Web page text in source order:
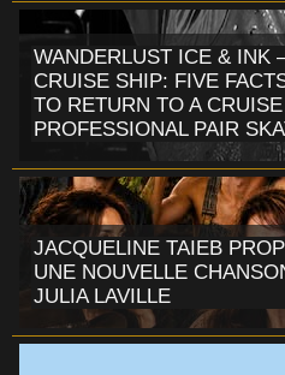
WANDERLUST ICE & INK
CRUISE SHIP: FIVE
TO RETURN TO A
PROFESSIONAL PAIR
JACQUELINE TAIEB
UNE NOUVELLE
JULIA LAVILLE